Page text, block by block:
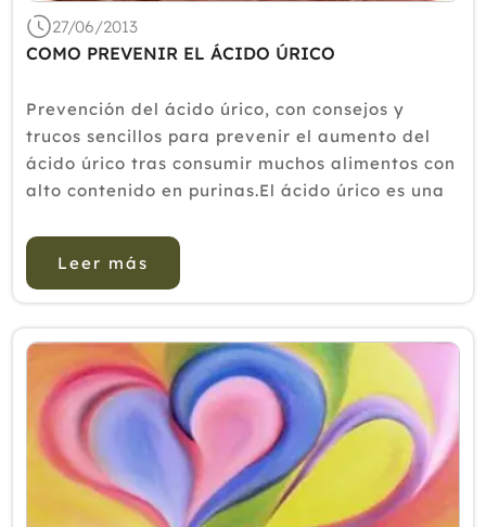
27/06/2013
COMO PREVENIR EL ÁCIDO ÚRICO
Prevención del ácido úrico, con consejos y
trucos sencillos para prevenir el aumento del
ácido úrico tras consumir muchos alimentos con
alto contenido en purinas.El ácido úrico es una
tras degradar diferentes compuestos de la
sangre, como son e...
Leer más